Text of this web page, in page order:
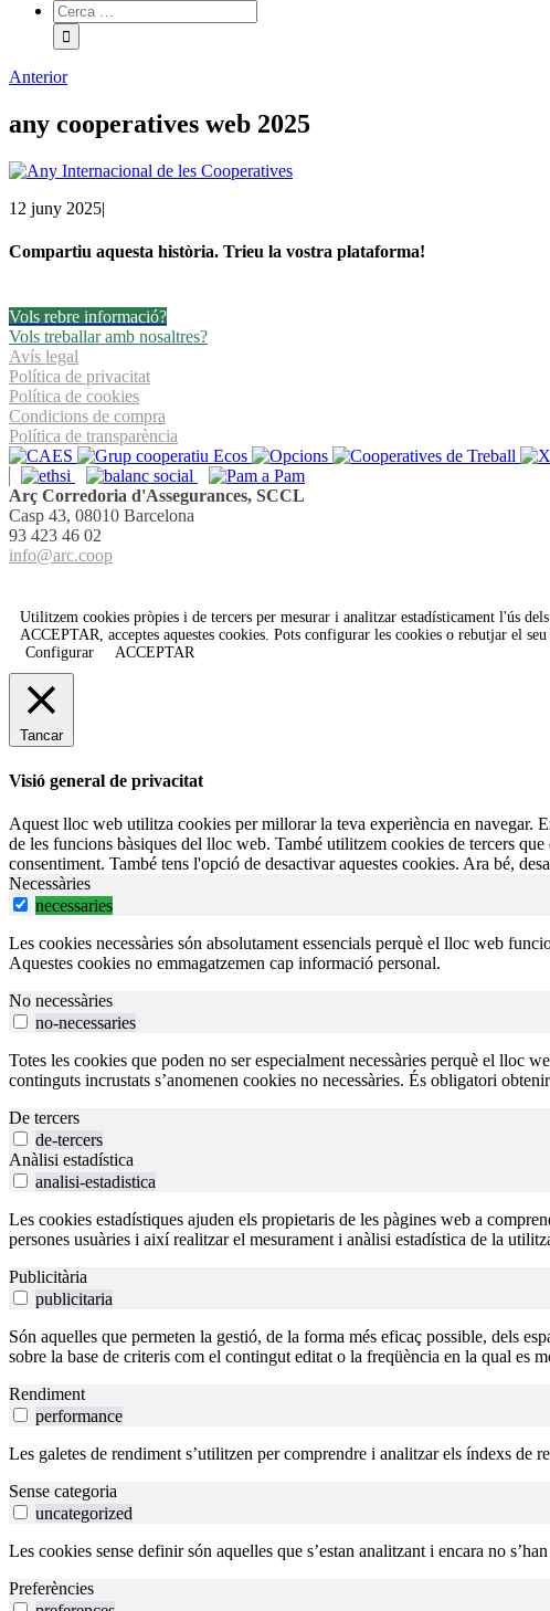
Anterior
any cooperatives web 2025
12 juny 2025|
Compartiu aquesta història. Trieu la vostra plataforma!
Vols rebre informació?
Vols treballar amb nosaltres?
Avís legal
Política de privacitat
Política de cookies
Condicions de compra
Política de transparència
Arç Corredoria d'Assegurances, SCCL
Casp 43, 08010 Barcelona
93 423 46 02
info@arc.coop
Utilitzem cookies pròpies i de tercers per mesurar i analitzar estadísticament l'ús
ACCEPTAR, acceptes aquestes cookies. Pots configurar les cookies o rebutjar el
Configurar
ACCEPTAR
Tancar
Visió general de privacitat
Aquest lloc web utilitza cookies per millorar la teva experiència en navegar.
de les funcions bàsiques del lloc web. També utilitzem cookies de tercers
consentiment. També tens l'opció de desactivar aquestes cookies. Ara bé,
Necessàries
necessaries
Les cookies necessàries són absolutament essencials perquè el lloc web
Aquestes cookies no emmagatzemen cap informació personal.
No necessàries
no-necessaries
Totes les cookies que poden no ser especialment necessàries perquè el lloc
continguts incrustats s’anomenen cookies no necessàries. És obligatori
De tercers
de-tercers
Anàlisi estadística
analisi-estadistica
Les cookies estadístiques ajuden els propietaris de les pàgines web a
persones usuàries i així realitzar el mesurament i anàlisi estadística de la
Publicitària
publicitaria
Són aquelles que permeten la gestió, de la forma més eficaç possible, dels
sobre la base de criteris com el contingut editat o la freqüència en la qual es
Rendiment
performance
Les galetes de rendiment s’utilitzen per comprendre i analitzar els índexs
Sense categoria
uncategorized
Les cookies sense definir són aquelles que s’estan analitzant i encara no
Preferències